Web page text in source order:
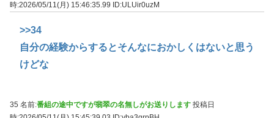
時:2026/05/11(月) 15:46:35.99
ID:ULUir0uzM
>>34
自分の経験からするとそんなにおかしくはないと思う
けどな
35 名前:番組の途中ですが翡翠の名無しがお送りします 投稿日